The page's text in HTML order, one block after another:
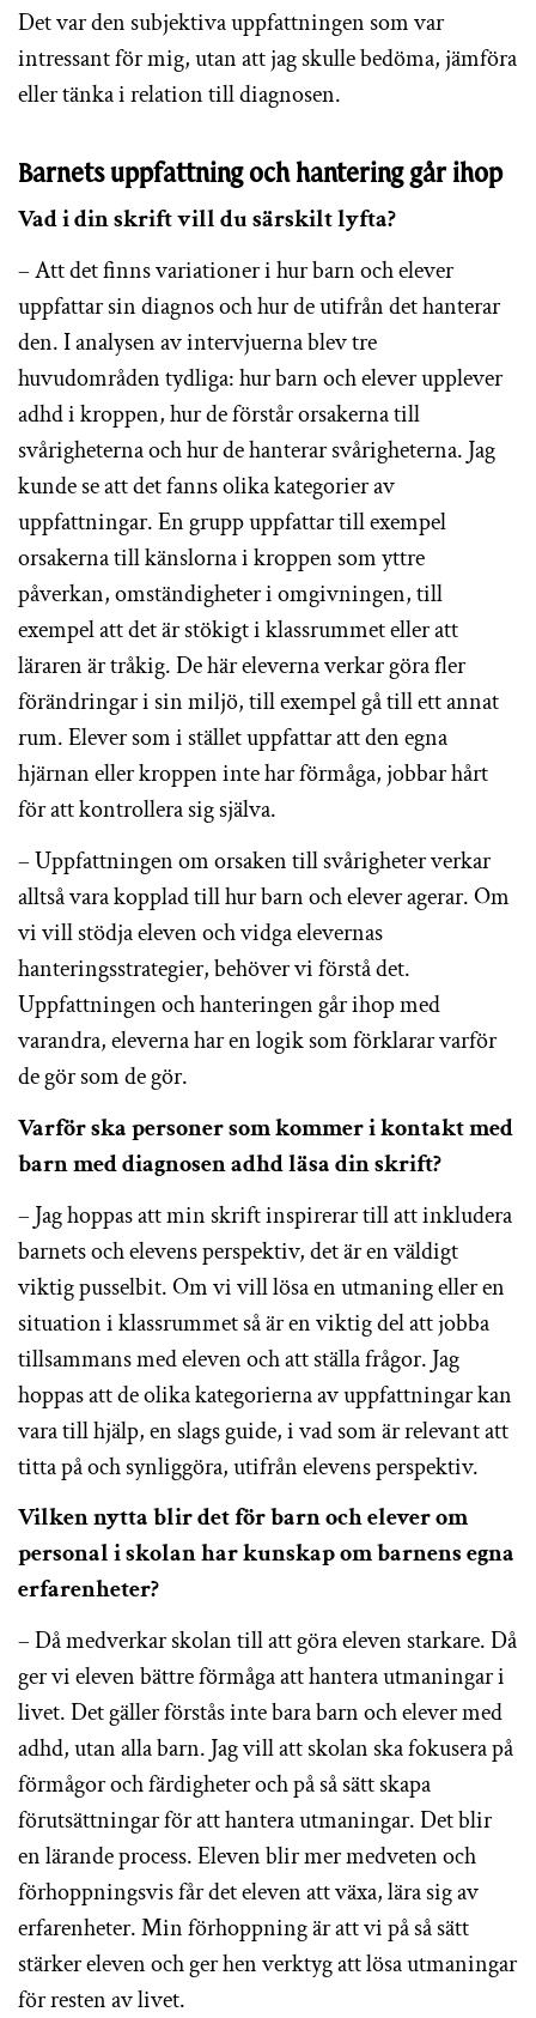
Det var den subjektiva uppfattningen som var
intressant för mig, utan att jag skulle bedöma, jämföra
eller tänka i relation till diagnosen.
Barnets uppfattning och hantering går ihop
Vad i din skrift vill du särskilt lyfta?
– Att det finns variationer i hur barn och elever
uppfattar sin diagnos och hur de utifrån det hanterar
den. I analysen av intervjuerna blev tre
huvudområden tydliga: hur barn och elever upplever
adhd i kroppen, hur de förstår orsakerna till
svårigheterna och hur de hanterar svårigheterna. Jag
kunde se att det fanns olika kategorier av
uppfattningar. En grupp uppfattar till exempel
orsakerna till känslorna i kroppen som yttre
påverkan, omständigheter i omgivningen, till
exempel att det är stökigt i klassrummet eller att
läraren är tråkig. De här eleverna verkar göra fler
förändringar i sin miljö, till exempel gå till ett annat
rum. Elever som i stället uppfattar att den egna
hjärnan eller kroppen inte har förmåga, jobbar hårt
för att kontrollera sig själva.
– Uppfattningen om orsaken till svårigheter verkar
alltså vara kopplad till hur barn och elever agerar. Om
vi vill stödja eleven och vidga elevernas
hanteringsstrategier, behöver vi förstå det.
Uppfattningen och hanteringen går ihop med
varandra, eleverna har en logik som förklarar varför
de gör som de gör.
Varför ska personer som kommer i kontakt med
barn med diagnosen adhd läsa din skrift?
– Jag hoppas att min skrift inspirerar till att inkludera
barnets och elevens perspektiv, det är en väldigt
viktig pusselbit. Om vi vill lösa en utmaning eller en
situation i klassrummet så är en viktig del att jobba
tillsammans med eleven och att ställa frågor. Jag
hoppas att de olika kategorierna av uppfattningar kan
vara till hjälp, en slags guide, i vad som är relevant att
titta på och synliggöra, utifrån elevens perspektiv.
Vilken nytta blir det för barn och elever om
personal i skolan har kunskap om barnens egna
erfarenheter?
– Då medverkar skolan till att göra eleven starkare. Då
ger vi eleven bättre förmåga att hantera utmaningar i
livet. Det gäller förstås inte bara barn och elever med
adhd, utan alla barn. Jag vill att skolan ska fokusera på
förmågor och färdigheter och på så sätt skapa
förutsättningar för att hantera utmaningar. Det blir
en lärande process. Eleven blir mer medveten och
förhoppningsvis får det eleven att växa, lära sig av
erfarenheter. Min förhoppning är att vi på så sätt
stärker eleven och ger hen verktyg att lösa utmaningar
för resten av livet.